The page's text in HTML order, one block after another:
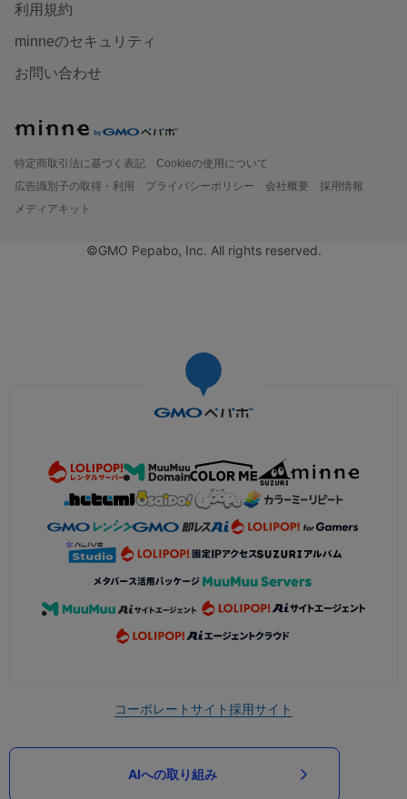
利用規約
minneのセキュリティ
お問い合わせ
特定商取引法に基づく表記
Cookieの使用について
広告識別子の取得・利用
プライバシーポリシー 会社概要
採用情報
メディアキット
©GMO Pepabo, Inc. All rights reserved.
コーポレートサイト採用サイト
AIへの取り組み